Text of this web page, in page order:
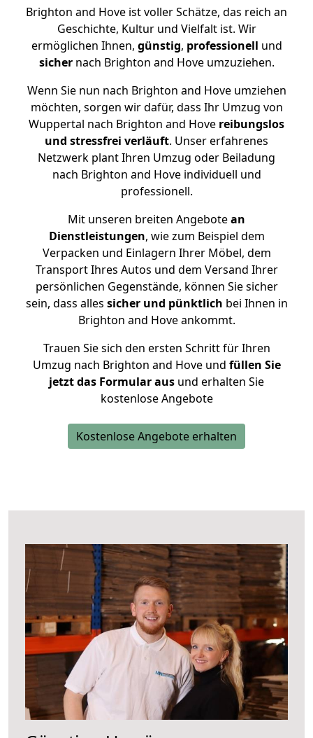
Brighton and Hove ist voller Schätze, das reich an
Geschichte, Kultur und Vielfalt ist. Wir
ermöglichen Ihnen, günstig, professionell und
sichernach Brighton and Hove umzuziehen.
Wenn Sie nun nach Brighton and Hove umziehen
möchten, sorgen wir dafür, dass Ihr Umzug von
Wuppertal nach Brighton and Hove reibungslos
und stressfrei verläuft. Unser erfahrenes
Netzwerk plant Ihren Umzug oder Beiladung
nach Brighton and Hove individuell und
professionell.
Mit unseren breiten Angebotean
Dienstleistungen, wie zum Beispiel dem
Verpacken und Einlagern Ihrer Möbel, dem
Transport Ihres Autos und dem Versand Ihrer
persönlichen Gegenstände, können Sie sicher
sein, dass alles sicher und pünktlich bei Ihnen in
Brighton and Hove ankommt.
Trauen Sie sich den ersten Schritt für Ihren
Umzug nach Brighton and Hove und füllen Sie
jetzt das Formular aus und erhalten Sie
kostenlose Angebote
Kostenlose Angebote erhalten